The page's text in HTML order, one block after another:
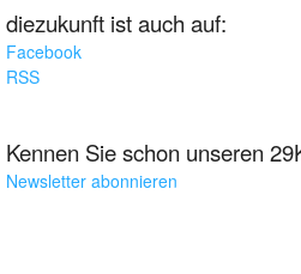
diezukunft ist auch auf:
Facebook
RSS
Kennen Sie schon unseren
Newsletter abonnieren